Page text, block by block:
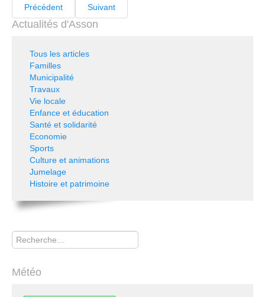
Précédent Suivant
Actualités d'Asson
Tous les articles
Familles
Municipalité
Travaux
Vie locale
Enfance et éducation
Santé et solidarité
Economie
Sports
Culture et animations
Jumelage
Histoire et patrimoine
Rechercher
Météo